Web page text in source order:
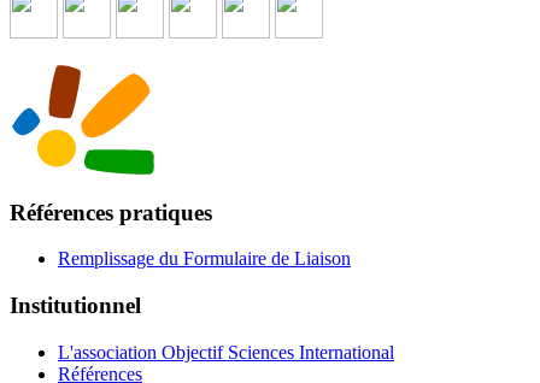
Références pratiques
Remplissage du Formulaire de Liaison
Institutionnel
L'association Objectif Sciences International
Références